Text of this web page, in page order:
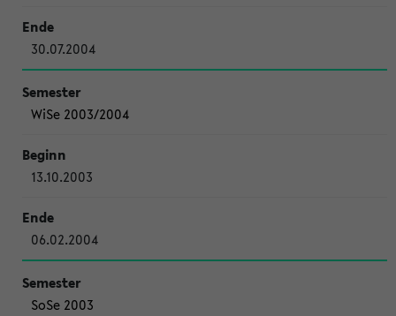
30.07.2004
WiSe 2003/2004
13.10.2003
06.02.2004
SoSe 2003